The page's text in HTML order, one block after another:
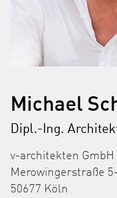
Michael
Dipl.-Ing.
v-architekten GmbH
Merowingerstraße
50677 Köln